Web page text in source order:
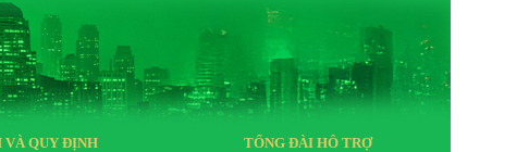
VÀ QUY ĐỊNH
TỔNG ĐÀI HỖ TRỢ